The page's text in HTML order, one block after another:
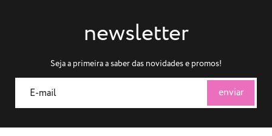
newsletter
Seja a primeira a saber das novidades e promos!